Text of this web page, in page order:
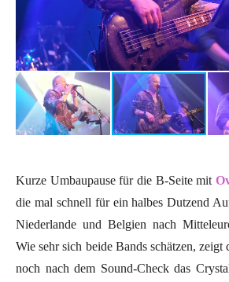
Kurze Umbaupause für die B-Seite mit
die mal schnell für ein halbes Dutzend
Niederlande und Belgien nach
Wie sehr sich beide Bands schätzen, zeigt
noch nach dem Sound-Check das